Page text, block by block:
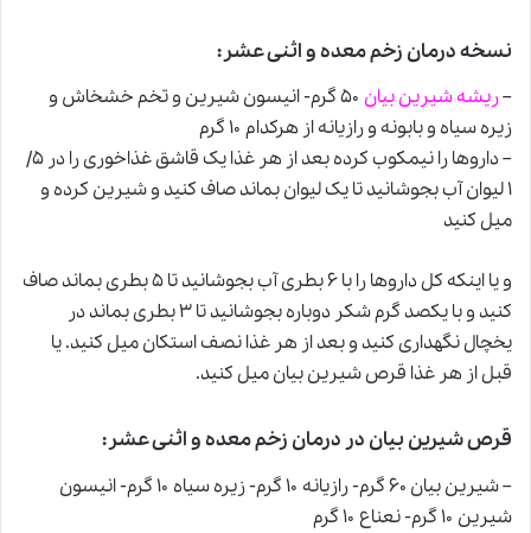
نسخه‏ درمان زخم معده و اثنی عشر:
–ریشه شیرین بیان
۵۰ گرم- انیسون شیرین و تخم خشخاش و
زیره سیاه و بابونه و رازیانه از هرکدام ۱۰ گرم‏
– داروها را نیم‏کوب کرده بعد از هر غذا یک قاشق غذاخورى را در ۵/
۱ لیوان آب بجوشانید تا یک لیوان بماند صاف کنید و شیرین کرده و
میل کنید
و یا اینکه کل داروها را با ۶ بطرى آب بجوشانید تا ۵ بطرى بماند صاف
کنید و با یک‏صد گرم شکر دوباره بجوشانید تا ۳ بطرى بماند در
یخچال نگهدارى کنید و بعد از هر غذا نصف استکان میل کنید. یا
قبل از هر غذا قرص شیرین بیان میل کنید.
قرص شیرین بیان‏ در درمان زخم معده و اثنی عشر:
– شیرین بیان ۶۰ گرم- رازیانه ۱۰ گرم- زیره سیاه ۱۰ گرم- انیسون
شیرین ۱۰ گرم- نعناع ۱۰ گرم‏